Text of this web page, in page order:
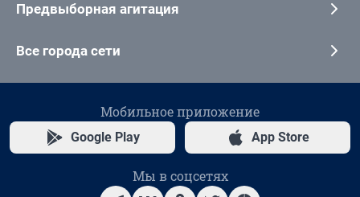
Предвыборная агитация
Все города сети
Мобильное приложение
Google Play App Store
Мы в соцсетях